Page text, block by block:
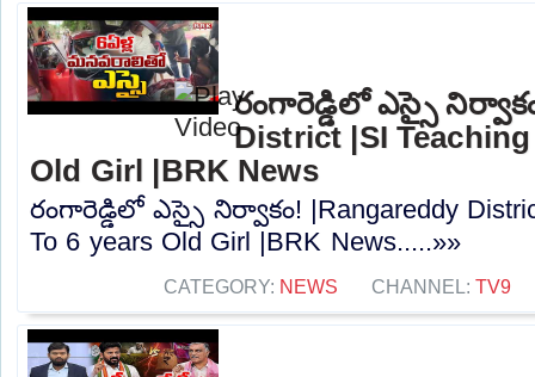
రంగారెడ్డిలో ఎస్సై
District |SI
Old Girl |BRK News
రంగారెడ్డిలో ఎస్సై నిర్వాకం! |Rangareddy
To 6 years Old Girl |BRK News.....»»
CATEGORY: NEWS CHANNEL: TV9